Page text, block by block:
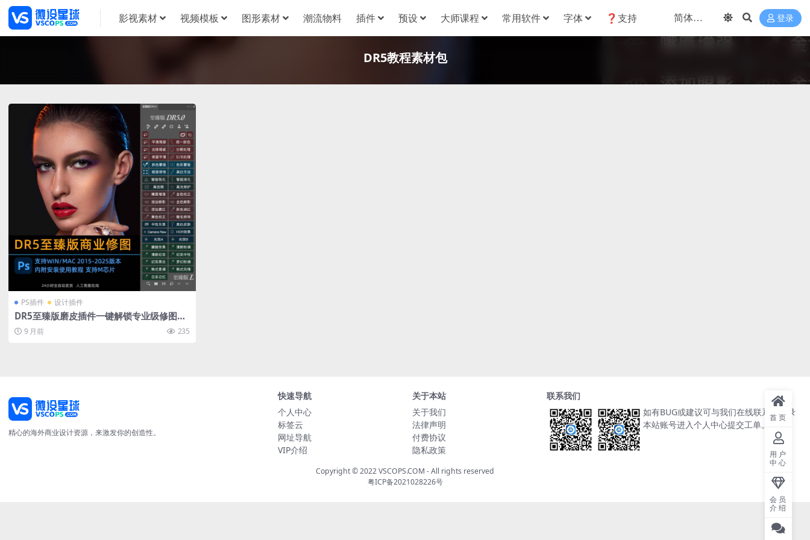
影视素材 视频模板 图形素材 潮流物料 插件 预设 大师课程 常用软件 字体 ❓支持 登录
DR5教程素材包
PS插件 设计插件
DR5至臻版磨皮插件一键解锁专业级修图支
持PS2025稳定运行不闪退附素材教程
9 月前 235
精心的海外商业设计资源，来激发你的创造性。
快速导航
个人中心
标签云
网址导航
VIP介绍
关于本站
关于我们
法律声明
付费协议
隐私政策
联系我们
如有BUG或建议可与我们在线联系或登录
本站账号进入个人中心提交工单。
Copyright © 2022VSCOPS.COM - All rights reserved
粤ICP备2021028226号
首页
用户
中心
会员
介绍